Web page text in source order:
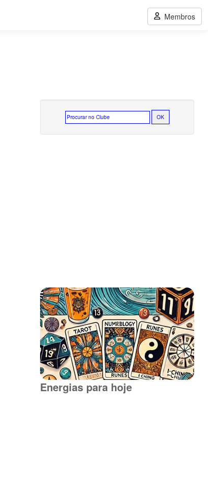
Energias para hoje
Membros